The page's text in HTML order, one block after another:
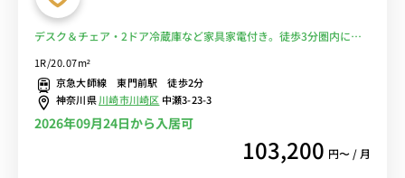
デスク＆チェア・2ドア冷蔵庫など家具家電付き。徒歩3分圏内には
もあり便利＆AOI国際病院まで徒歩圏内■選べるWi-Fi格安レンタル
中！
1R/20.07m²
京急大師線 東門前駅 徒歩2分
神奈川県川崎市川崎区 中瀬3-23-3
2026年09月24日から入居可
103,200 円〜 / 月